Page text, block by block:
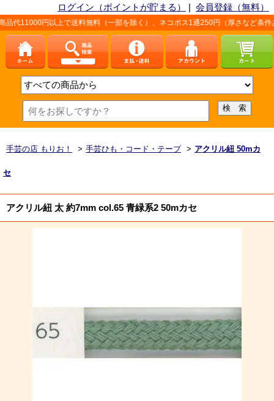
ログイン（ポイントが貯まる） | 会員登録（無料）
送料無料（一部を除く）、ネコポス1通250円（厚さなど条件あり）。詳しく
手芸の店 もりお！ > 手芸ひも・コード・テープ > アクリル紐 50mカ
セ
アクリル紐 太 約7mm col.65 青緑系2 50mカセ